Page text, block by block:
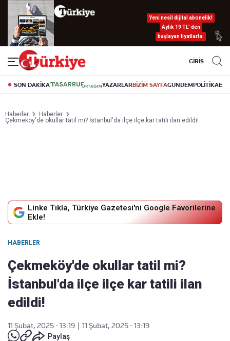
Yeni nesil dijital abonelik!
Aylık 19 TL’ den
başlayan fiyatlarla.
GİRİŞ
SON DAKİKA YAZARLARBİZİM SAYFAGÜNDEMPOLİTİKA
Haberler
Haberler
Çekmeköy'de okullar tatil mi? İstanbul'da ilçe ilçe kar tatili ilan edildi!
Linke Tıkla, Türkiye Gazetesi'ni Google Favorilerine
Ekle!
HABERLER
Çekmeköy'de okullar tatil mi?
İstanbul'da ilçe ilçe kar tatili ilan
edildi!
11 Şubat, 2025 - 13:19
11 Şubat, 2025 - 13:19
Paylaş